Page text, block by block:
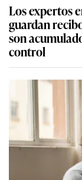
Los expertos
guardan
son
control